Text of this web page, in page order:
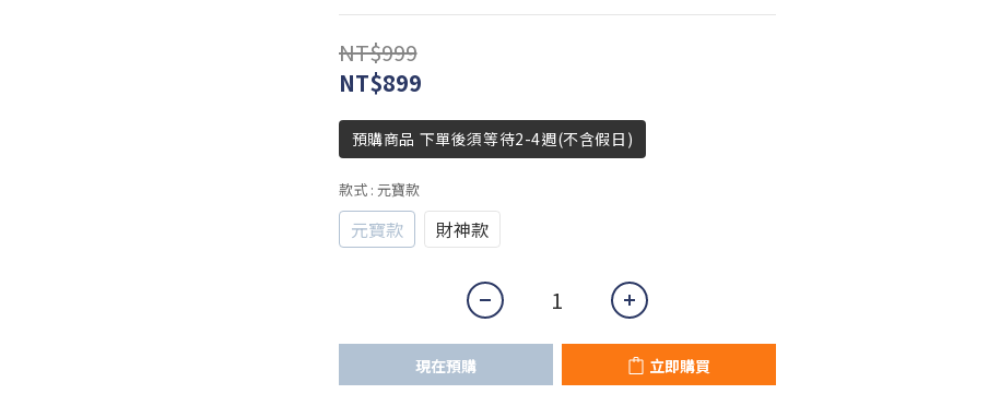
NT$999
NT$899
預購商品 下單後須等待2-4週(不含假日)
款式 : 元寶款
元寶款 財神款
現在預購 立即購買